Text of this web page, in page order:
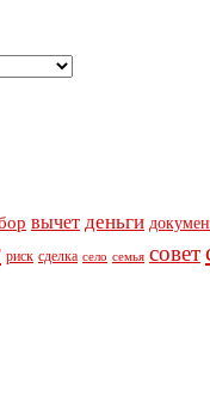
вычет деньги
риск сделка село семья совет